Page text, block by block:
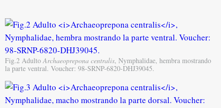
Fig.2 AdultoArchaeoprepona centralis, Nymphalidae, hembra mostrando
la parte ventral. Voucher: 98-SRNP-6820-DHJ39045.